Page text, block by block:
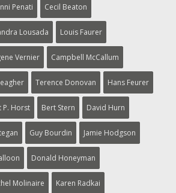
Penati Cecil Beaton
Lousada Louis Faurer
Vernier Campbell McCallum
Terence Donovan Hans Feurer
P. Horst Bert Stern David Hurn
Guy Bourdin Jamie Hodgson
Donald Honeyman
Molinaire Karen Radkai